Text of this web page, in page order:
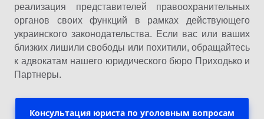
реализация представителей правоохранительных
органов своих функций в рамках действующего
украинского законодательства. Если вас или ваших
близких лишили свободы или похитили, обращайтесь
к адвокатам нашего юридического бюро Приходько и
Партнеры.
Консультация юриста по уголовным вопросам